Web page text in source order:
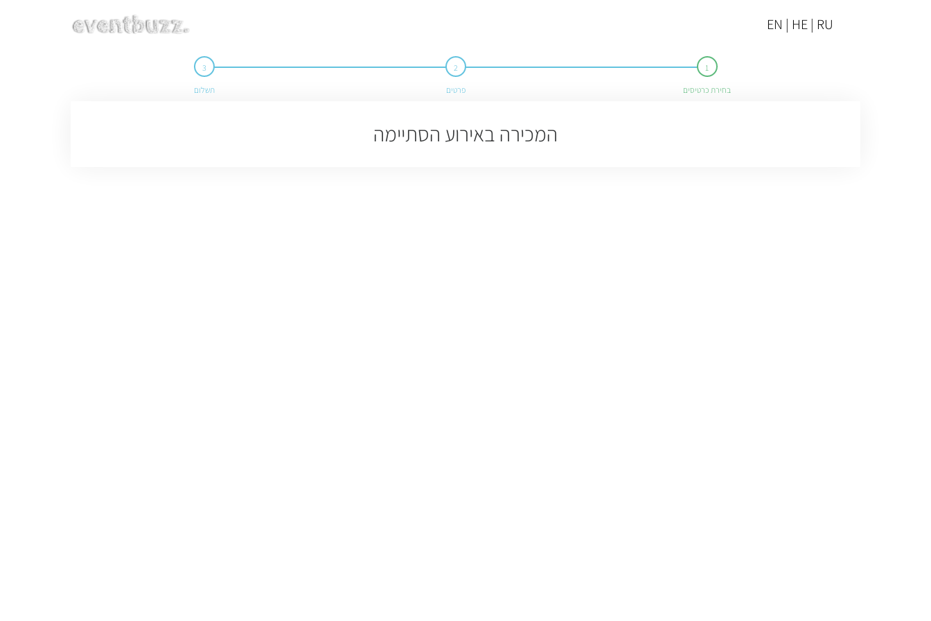
EN | HE | RU
בחירת כרטיסים פרטים תשלום
המכירה באירוע הסתיימה